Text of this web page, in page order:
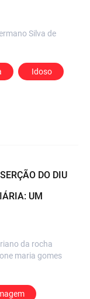
Silva de
Idoso
DO DIU
UM
da rocha
maria gomes